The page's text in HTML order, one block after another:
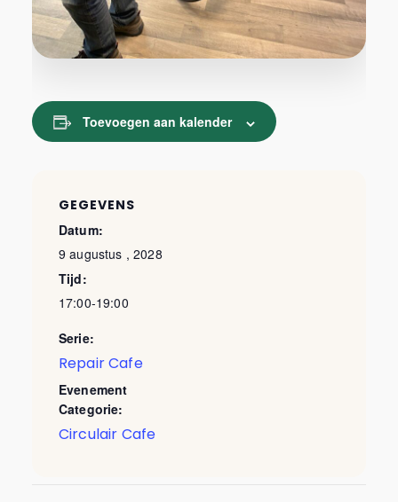
Toevoegen aan kalender
GEGEVENS
Datum:
9 augustus , 2028
Tijd:
17:00-19:00
Serie:
Repair Cafe
Evenement
Categorie:
Circulair Cafe